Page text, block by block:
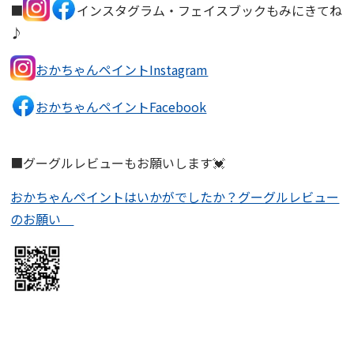
■
インスタグラム・フェイスブックもみにきてね
♪
おかちゃんペイントInstagram
おかちゃんペイントFacebook
■グーグルレビューもお願いします💓
おかちゃんペイントはいかがでしたか？グーグルレビュー
のお願い